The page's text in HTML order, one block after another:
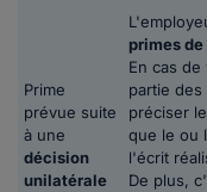
Prime
prévue suite
à une
décision
unilatérale
primes
En cas
partie
préciser
que le ou
l'écrit
De plus,